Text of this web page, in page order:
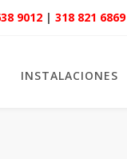
9012 |318 821 6869
INSTALACIONES